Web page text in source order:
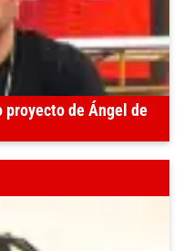
proyecto de Ángel de